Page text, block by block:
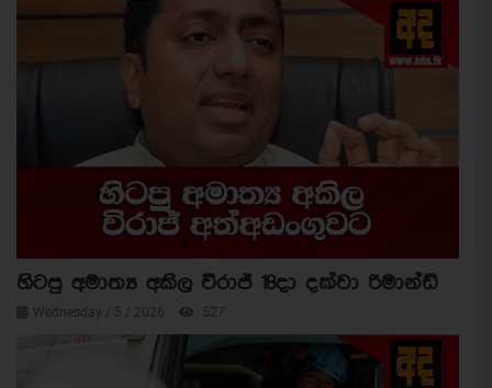
හිටපු අමාත්‍ය අකිල විරාජ් 18දා දක්වා රිමාන්ඩ්
Wednesday / 5 / 2026 527